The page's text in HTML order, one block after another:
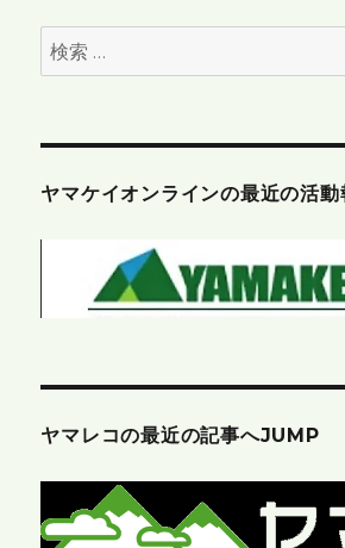
検
索:
ヤマケイオンラインの最近の活
ヤマレコの最近の記事へJUMP